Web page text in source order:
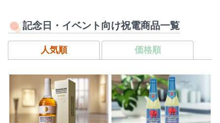
記念日・イベント向け祝電商品一覧
人気順 価格順